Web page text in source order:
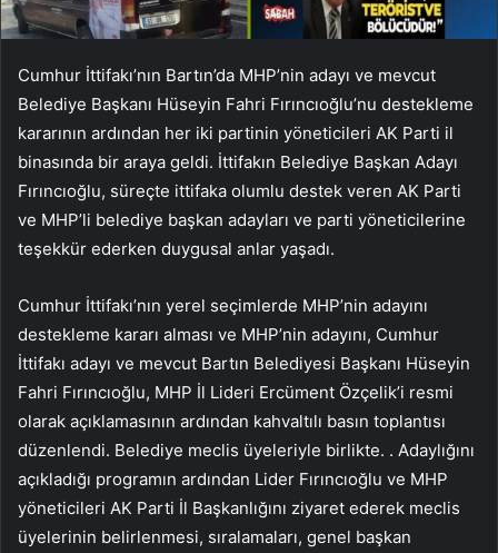
Cumhur İttifakı’nın Bartın’da MHP’nin adayı ve mevcut
Belediye Başkanı Hüseyin Fahri Fırıncıoğlu’nu destekleme
kararının ardından her iki partinin yöneticileri AK Parti il ​​
binasında bir araya geldi. İttifakın Belediye Başkan Adayı
Fırıncıoğlu, süreçte ittifaka olumlu destek veren AK Parti
ve MHP’li belediye başkan adayları ve parti yöneticilerine
teşekkür ederken duygusal anlar yaşadı.
Cumhur İttifakı’nın yerel seçimlerde MHP’nin adayını
destekleme kararı alması ve MHP’nin adayını, Cumhur
İttifakı adayı ve mevcut Bartın Belediyesi Başkanı Hüseyin
Fahri Fırıncıoğlu, MHP İl Lideri Ercüment Özçelik’i resmi
olarak açıklamasının ardından kahvaltılı basın toplantısı
düzenlendi. Belediye meclis üyeleriyle birlikte. . Adaylığını
açıkladığı programın ardından Lider Fırıncıoğlu ve MHP
yöneticileri AK Parti İl Başkanlığını ziyaret ederek meclis
üyelerinin belirlenmesi, sıralamaları, genel başkan